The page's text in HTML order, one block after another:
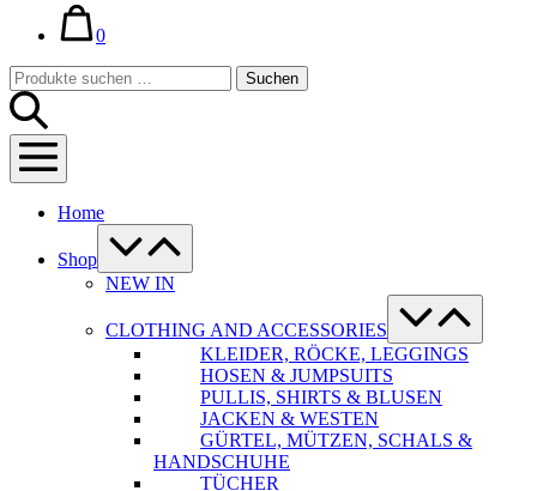
Warenkorb
0im
Suche-
Schalter
Suchen
nach:
Suchen
Menü-
Schalter
Home
Shop
Menü-
Schalter
NEW IN
CLOTHING AND ACCESSORIES
Menü-
Schalter
KLEIDER, RÖCKE, LEGGINGS
HOSEN & JUMPSUITS
PULLIS, SHIRTS & BLUSEN
JACKEN & WESTEN
GÜRTEL, MÜTZEN, SCHALS &
HANDSCHUHE
TÜCHER